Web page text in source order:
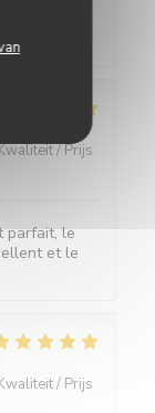
/ Prijs
parfait, le
et le
/ Prijs